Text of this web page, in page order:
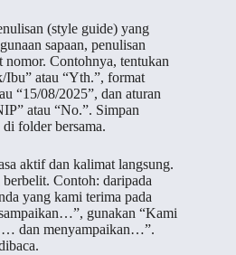
(style guide) yang
sapaan, penulisan
nomor. Contohnya, tentukan
Ibu” atau “Yth.”, format
“15/08/2025”, dan aturan
atau “No.”. Simpan
folder bersama.
aktif dan kalimat langsung.
Contoh: daripada
yang kami terima pada
gunakan “Kami
… dan menyampaikan…”.